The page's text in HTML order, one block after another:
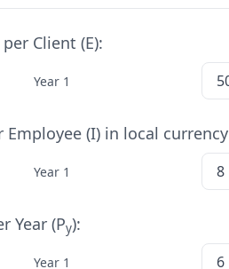
Client (E):
Year 1
Employee (I) in local
Year 1
Year (Py):
Year 1